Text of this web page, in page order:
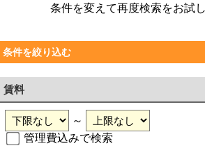
条件を変えて再度検索をお試
条件を絞り込む
賃料
～
管理費込みで検索